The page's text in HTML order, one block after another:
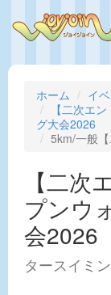
ホーム
イ
【二次エ
グ大会2026
5km/一般【
【二次
プンウ
会2026
タースイミ